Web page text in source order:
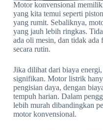
Motor konvensional
yang kita temui seperti
yang rumit. Sebaliknya,
yang jauh lebih ringkas.
ada oli mesin, dan tidak ada
secara rutin.
Jika dilihat dari biaya energi,
signifikan. Motor listrik
pengisian daya, dengan
tempuh harian. Dalam
lebih murah dibandingkan
motor konvensional.